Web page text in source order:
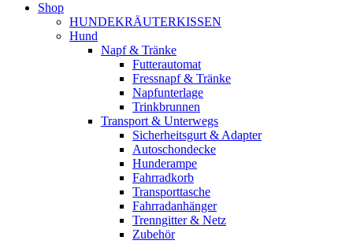
Shop
HUNDEKRÄUTERKISSEN
Hund
Napf & Tränke
Futterautomat
Fressnapf & Tränke
Napfunterlage
Trinkbrunnen
Transport & Unterwegs
Sicherheitsgurt & Adapter
Autoschondecke
Hunderampe
Fahrradkorb
Transporttasche
Fahrradanhänger
Trenngitter & Netz
Zubehör